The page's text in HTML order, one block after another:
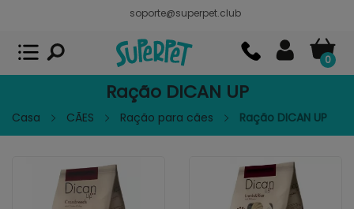
soporte@superpet.club
0
Ração DICAN UP
Casa CÃES Ração para cães Ração DICAN UP
Superpet, comida para mascotas
APP GRATIS - En Google Play